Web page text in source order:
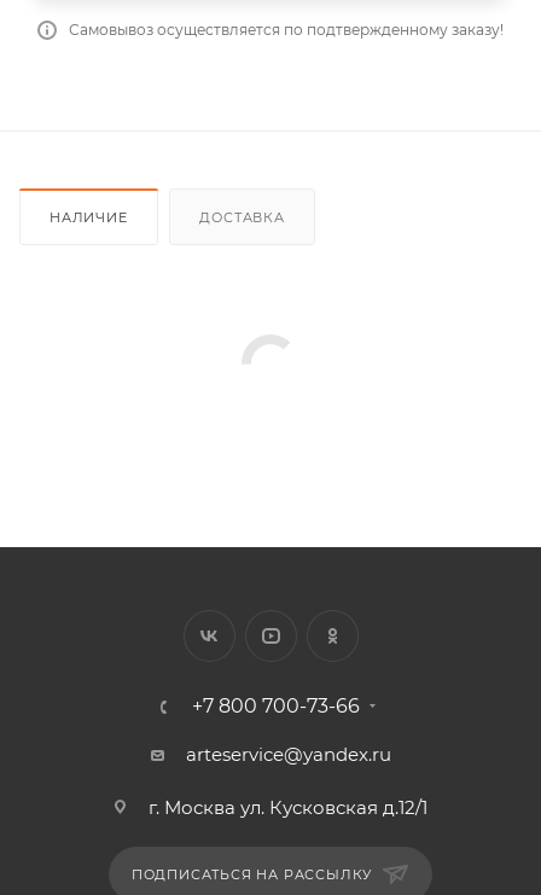
Самовывоз осуществляется по подтвержденному заказу!
НАЛИЧИЕ ДОСТАВКА
+7 800 700-73-66
arteservice@yandex.ru
г. Москва ул. Кусковская д.12/1
ПОДПИСАТЬСЯ НА РАССЫЛКУ